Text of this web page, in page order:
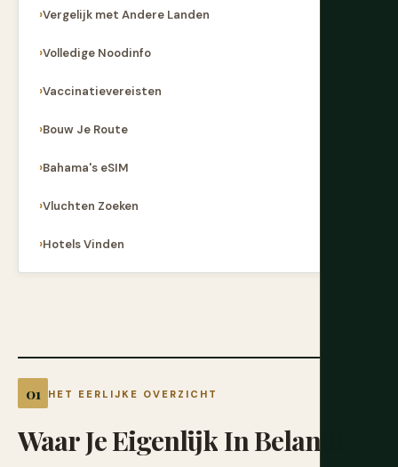
HET EERLIJKE OVERZICHT
WaarJeEigenlijkInBelandt
Vergelijk met Andere Landen
Volledige Noodinfo
Vaccinatievereisten
Bouw Je Route
Bahama's eSIM
Vluchten Zoeken
Hotels Vinden